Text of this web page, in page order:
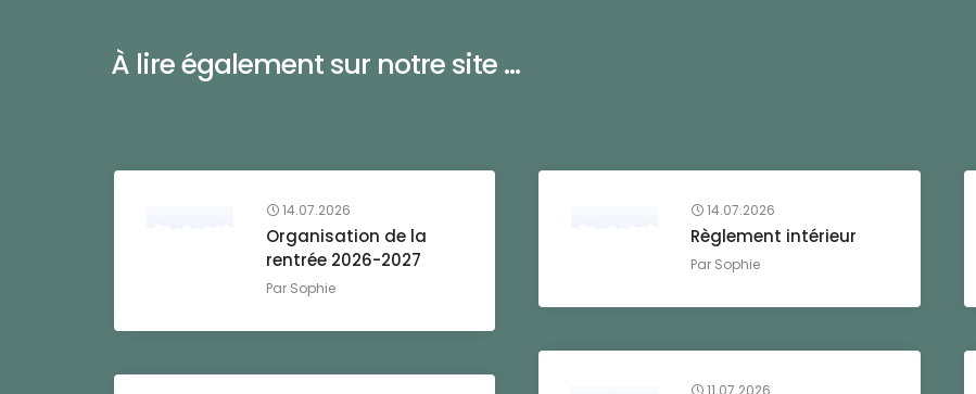
À lire également sur notre site ...
14.07.2026
Organisation de la
rentrée 2026-2027
Par Sophie
14.07.2026
Règlement intérieur
Par Sophie
11.07.2026